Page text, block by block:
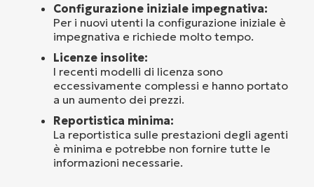
Configurazione iniziale impegnativa:
Per i nuovi utenti la configurazione iniziale è
impegnativa e richiede molto tempo.
Licenze insolite:
I recenti modelli di licenza sono
eccessivamente complessi e hanno portato
a un aumento dei prezzi.
Reportistica minima:
La reportistica sulle prestazioni degli agenti
è minima e potrebbe non fornire tutte le
informazioni necessarie.